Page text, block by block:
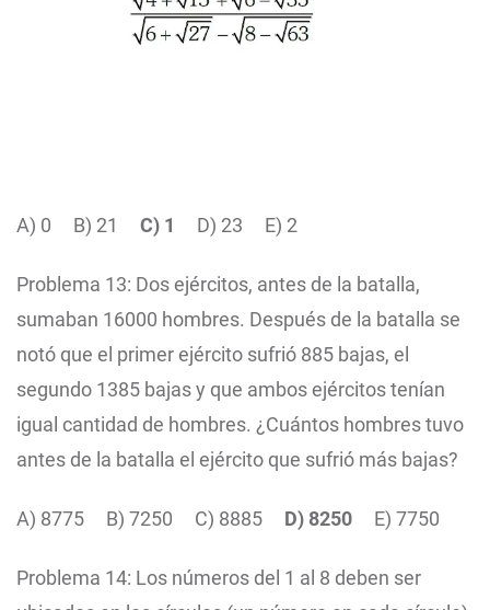
A) 0 B) 21 C) 1 D) 23 E) 2
Problema 13: Dos ejércitos, antes de la batalla,
sumaban 16000 hombres. Después de la batalla se
notó que el primer ejército sufrió 885 bajas, el
segundo 1385 bajas y que ambos ejércitos tenían
igual cantidad de hombres. ¿Cuántos hombres tuvo
antes de la batalla el ejército que sufrió más bajas?
A) 8775 B) 7250 C) 8885 D) 8250 E) 7750
Problema 14: Los números del 1 al 8 deben ser